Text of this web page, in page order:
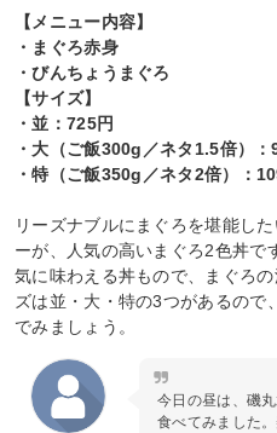
【メニュー内容】
・まぐろ赤身
・びんちょうまぐろ
【サイズ】
・並：725円
・大（ご飯300g／ネタ1.5倍）：
・特（ご飯350g／ネタ2倍）：
リーズナブルにまぐろを堪能し
ーが、人気の高いまぐろ2色丼で
気に味わえる丼もので、まぐろ
ズは並・大・特の3つがあるので
でみましょう。
今日の昼は、磯
食べてみました